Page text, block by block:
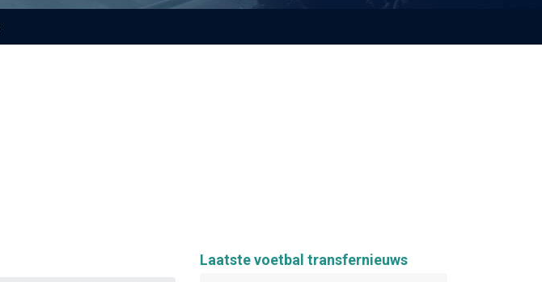
Laatste voetbal transfernieuws